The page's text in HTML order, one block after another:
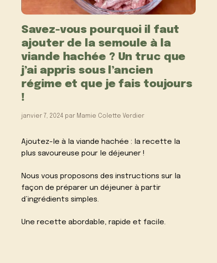
Savez-vous pourquoi il faut
ajouter de la semoule à la
viande hachée ? Un truc que
j’ai appris sous l’ancien
régime et que je fais toujours
!
janvier 7, 2024 par Mamie Colette Verdier
Ajoutez-le à la viande hachée : la recette la
plus savoureuse pour le déjeuner !
Nous vous proposons des instructions sur la
façon de préparer un déjeuner à partir
d’ingrédients simples.
Une recette abordable, rapide et facile.